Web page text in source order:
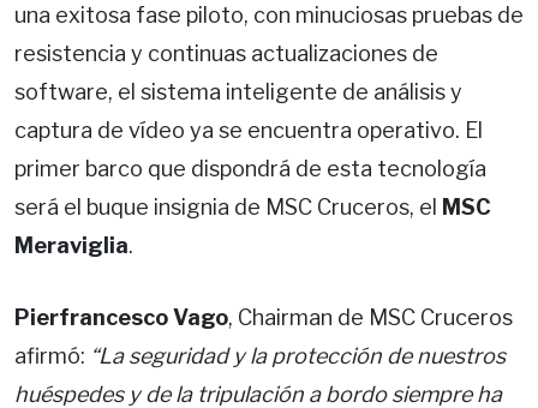
una exitosa fase piloto, con minuciosas pruebas de
resistencia y continuas actualizaciones de
software, el sistema inteligente de análisis y
captura de vídeo ya se encuentra operativo. El
primer barco que dispondrá de esta tecnología
será el buque insignia de MSC Cruceros, el MSC
Meraviglia.
Pierfrancesco Vago, Chairman de MSC Cruceros
afirmó: “La seguridad y la protección de nuestros
huéspedes y de la tripulación a bordo siempre ha